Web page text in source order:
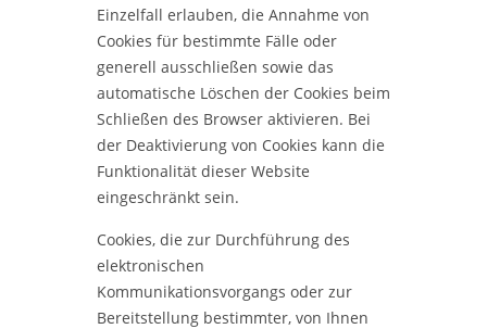
Einzelfall erlauben, die Annahme von
Cookies für bestimmte Fälle oder
generell ausschließen sowie das
automatische Löschen der Cookies beim
Schließen des Browser aktivieren. Bei
der Deaktivierung von Cookies kann die
Funktionalität dieser Website
eingeschränkt sein.
Cookies, die zur Durchführung des
elektronischen
Kommunikationsvorgangs oder zur
Bereitstellung bestimmter, von Ihnen